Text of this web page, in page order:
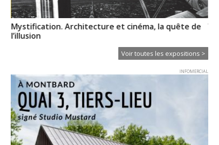
Mystification. Architecture et cinéma, la quête de
l’illusion
Voir toutes les expositions >
INFOMERCIAL